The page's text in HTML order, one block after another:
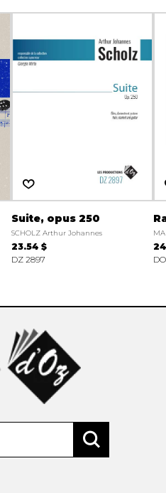
Suite, opus 250
SCHOLZ Arthur Johannes
23.54 $
DZ 2897